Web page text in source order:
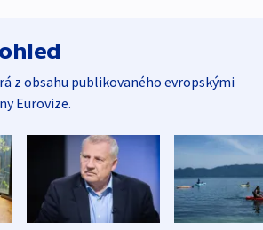
z obsahu publikovaného evropskými
Eurovize.